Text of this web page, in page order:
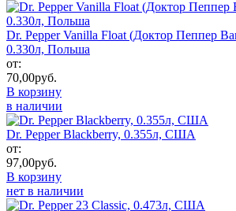
Dr. Pepper Vanilla Float (Доктор Пеппер
0.330л, Польша
от:
70,00руб.
В корзину
в наличии
Dr. Pepper Blackberry, 0.355л, США
от:
97,00руб.
В корзину
нет в наличии